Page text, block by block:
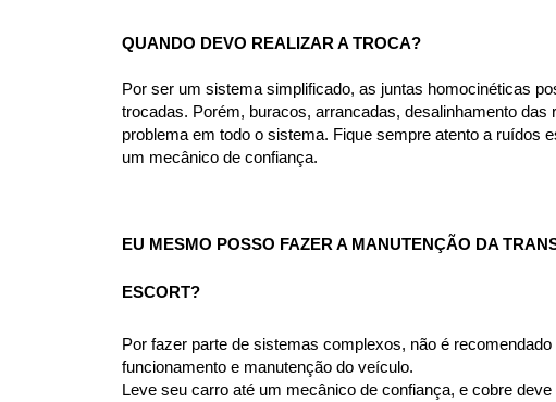
QUANDO DEVO REALIZAR A TROCA?
Por ser um sistema simplificado, as juntas homocinéticas
trocadas. Porém, buracos, arrancadas, desalinhamento
problema em todo o sistema. Fique sempre atento a ruídos
um mecânico de confiança.
EU MESMO POSSO FAZER A MANUTENÇÃO DA
ESCORT?
Por fazer parte de sistemas complexos, não é
funcionamento e manutenção do veículo.
Leve seu carro até um mecânico de confiança, e cobre